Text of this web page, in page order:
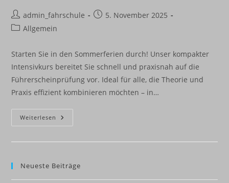
Beitrags-
Autor:
admin_fahrschule
Beitrag5. November 2025
Beitrags-
Allgemein
Starten Sie in den Sommerferien durch! Unser kompakter
Intensivkurs bereitet Sie schnell und praxisnah auf die
Führerscheinprüfung vor. Ideal für alle, die Theorie und
Praxis effizient kombinieren möchten – in…
Weiterlesen Sommerferien-
Kurse
Neueste Beiträge